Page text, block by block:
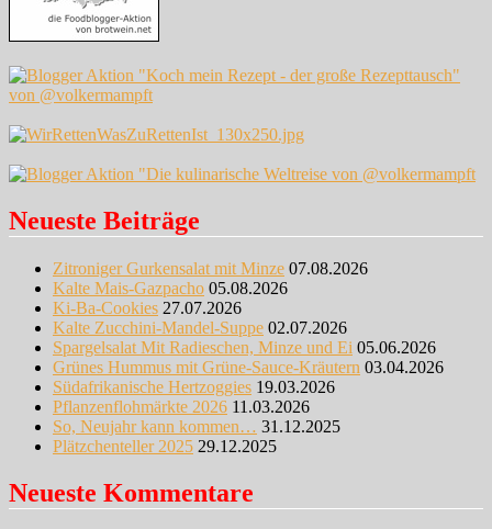
Neueste Beiträge
Zitroniger Gurkensalat mit Minze 07.08.2026
Kalte Mais-Gazpacho 05.08.2026
Ki-Ba-Cookies 27.07.2026
Kalte Zucchini-Mandel-Suppe 02.07.2026
Spargelsalat Mit Radieschen, Minze und Ei 05.06.2026
Grünes Hummus mit Grüne-Sauce-Kräutern 03.04.2026
Südafrikanische Hertzoggies 19.03.2026
Pflanzenflohmärkte 2026 11.03.2026
So, Neujahr kann kommen… 31.12.2025
Plätzchenteller 2025 29.12.2025
Neueste Kommentare